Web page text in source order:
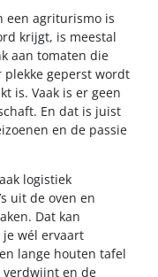
een agriturismo is
krijgt, is meestal
aan tomaten die
geperst wordt
is. Vaak is er geen
En dat is juist
en de passie
logistiek
uit de oven en
Dat kan
wél ervaart
lange houten tafel
en de